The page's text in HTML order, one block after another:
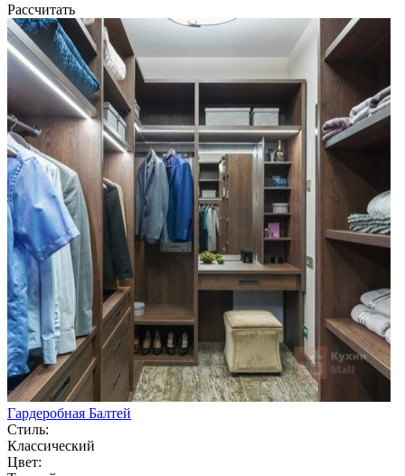
Рассчитать
Гардеробная Балтей
Стиль:
Классический
Цвет: